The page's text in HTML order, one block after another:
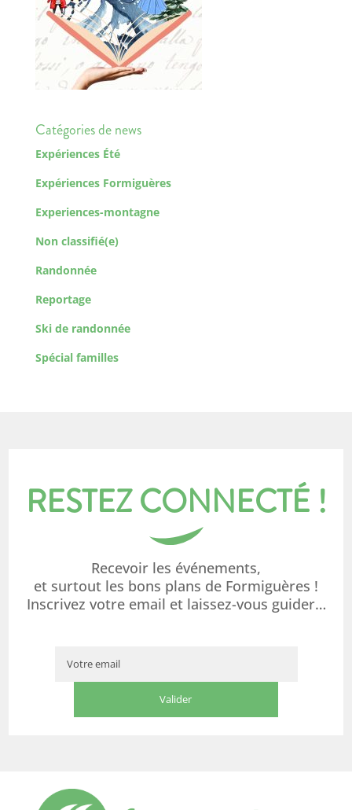
Catégories de news
Expériences Été
Expériences Formiguères
Experiences-montagne
Non classifié(e)
Randonnée
Reportage
Ski de randonnée
Spécial familles
RESTEZ CONNECTÉ !
Recevoir les événements,
et surtout les bons plans de Formiguères !
Inscrivez votre email et laissez-vous guider…